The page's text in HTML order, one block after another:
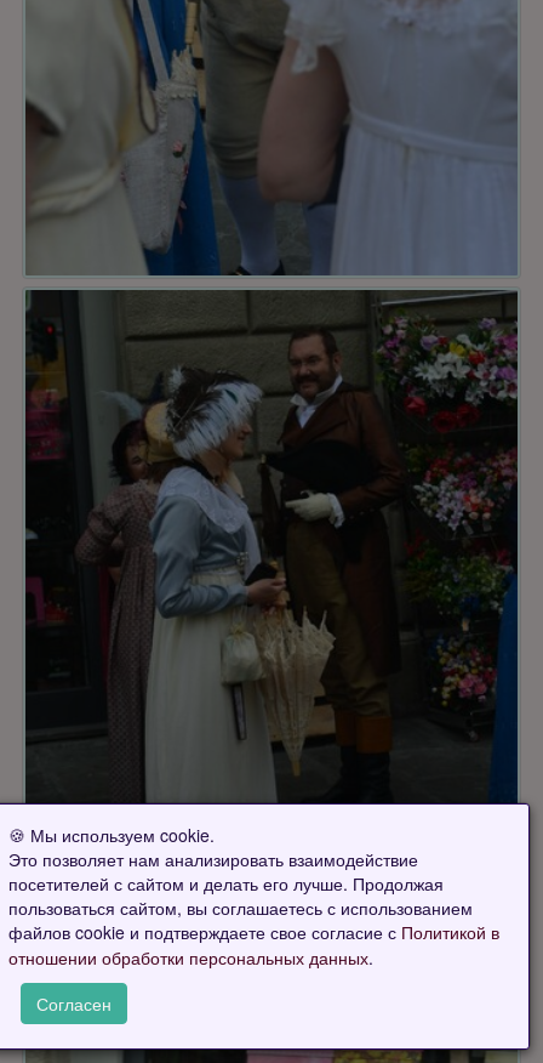
🍪 Мы используем cookie.
Это позволяет нам анализировать взаимодействие
посетителей с сайтом и делать его лучше. Продолжая
пользоваться сайтом, вы соглашаетесь с использованием
файлов cookie и подтверждаете свое согласие с Политикой в
отношении обработки персональных данных.
Согласен